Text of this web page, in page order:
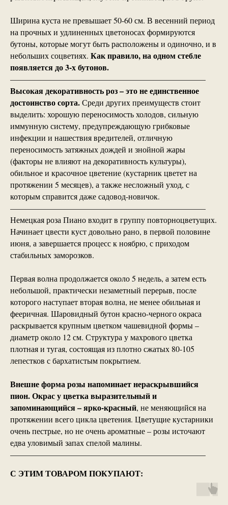
Ширина куста не превышает 50-60 см. В весенний период
на прочных и удлиненных цветоносах формируются
бутоны, которые могут быть расположены и одиночно, и в
небольших соцветиях. Как правило, на одном стебле
появляется до 3-х бутонов.
————————————————————————
Высокая декоративность роз – это не единственное
достоинство сорта.Среди других преимуществ стоит
выделить: хорошую переносимость холодов, сильную
иммунную систему, предупреждающую грибковые
инфекции и нашествия вредителей, отличную
переносимость затяжных дождей и знойной жары
(факторы не влияют на декоративность культуры),
обильное и красочное цветение (кустарник цветет на
протяжении 5 месяцев), а также несложный уход, с
которым справится даже садовод-новичок.
————————————————————————
Немецкая роза Пиано входит в группу повторноцветущих.
Начинает цвести куст довольно рано, в первой половине
июня, а завершается процесс к ноябрю, с приходом
стабильных заморозков.
Первая волна продолжается около 5 недель, а затем есть
небольшой, практически незаметный перерыв, после
которого наступает вторая волна, не менее обильная и
фееричная. Шаровидный бутон красно-черного окраса
раскрывается крупным цветком чашевидной формы –
диаметр около 12 см. Структура у махрового цветка
плотная и тугая, состоящая из плотно сжатых 80-105
лепестков с бархатистым покрытием.
Внешне форма розы напоминает нераскрывшийся
пион. Окрас у цветка выразительный и
запоминающийся – ярко-красный, не меняющийся на
протяжении всего цикла цветения. Цветущие кустарники
очень пестрые, но не очень ароматные – розы источают
едва уловимый запах спелой малины.
————————————————————————
С ЭТИМ ТОВАРОМ ПОКУПАЮТ: